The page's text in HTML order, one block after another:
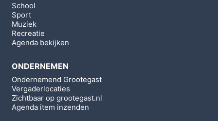
School
Sport
Muziek
Recreatie
Agenda bekijken
ONDERNEMEN
Ondernemend Grootegast
Vergaderlocaties
Zichtbaar op grootegast.nl
Agenda item inzenden